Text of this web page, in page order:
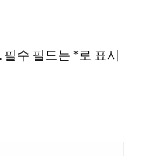
필수 필드는 *로 표시